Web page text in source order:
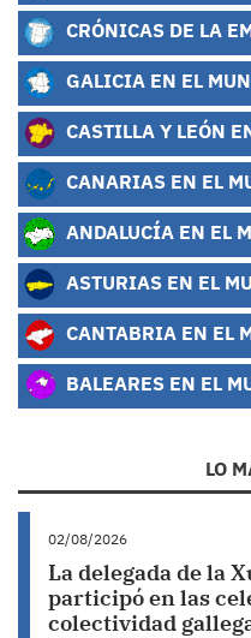
CRÓNICAS DE LA
GALICIA EN EL
CASTILLA Y LEÓN
CANARIAS EN EL
ANDALUCÍA EN EL
ASTURIAS EN EL
CANTABRIA EN EL
BALEARES EN EL
LO
02/08/2026
La delegada de la
participó en las
colectividad